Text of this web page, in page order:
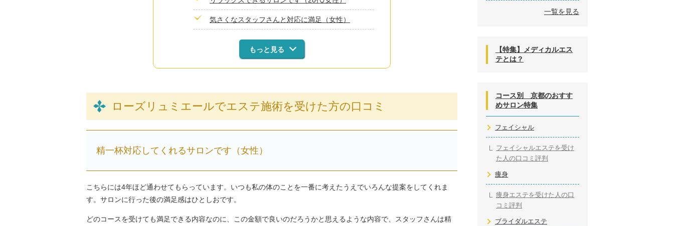
気さくなスタッフさんと対応に満足（女性）
もっと見る
ローズリュミエールでエステ施術を受けた方の口コミ
精一杯対応してくれるサロンです（女性）
こちらには4年ほど通わせてもらっています。いつも私の体のことを一番に考えたうえでいろんな提案をしてくれま
す。サロンに行った後の満足感はひとしおです。
どのコースを受けても満足できる内容なのに、この金額で良いのだろうかと思えるような内容で、スタッフさんは精
一覧を見る
【特集】メディカルエス
テとは？
コース別 京都のおすす
めサロン特集
フェイシャル
フェイシャルエステを受け
た人の口コミ評判
痩身
痩身エステを受けた人の口
コミ評判
ブライダルエステ